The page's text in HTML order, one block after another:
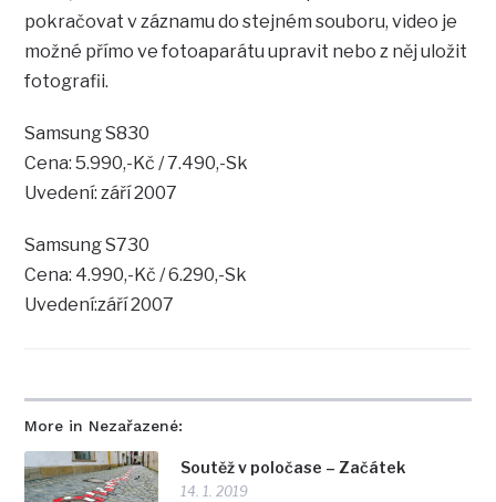
More in Nezařazené:
Soutěž v poločase – Začátek
14. 1. 2019
pokračovat v záznamu do stejném souboru, video je
možné přímo ve fotoaparátu upravit nebo z něj uložit
fotografii.
Samsung S830
Cena: 5.990,-Kč / 7.490,-Sk
Uvedení: září 2007
Samsung S730
Cena: 4.990,-Kč / 6.290,-Sk
Uvedení:září 2007